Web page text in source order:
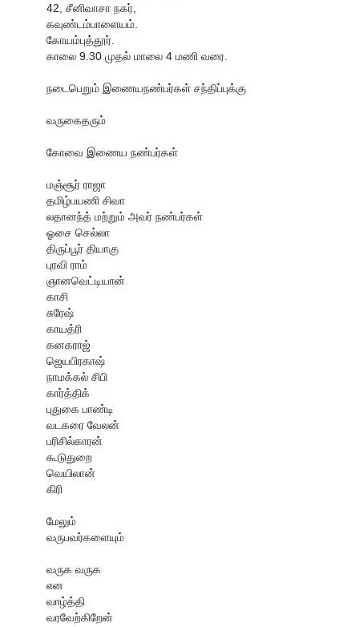
42, சீனிவாசா நகர்,
கவுண்டம்பாளையம்.
கோயம்புத்தூர்.
காலை 9.30 முதல் மாலை 4 மணி வரை.
நடைபெறும் இணையநண்பர்கள் சந்திப்புக்கு
வருகைதரும்
கோவை இணைய நண்பர்கள்
மஞ்சூர் ராஜா
தமிழ்பயணி சிவா
லதானந்த் மற்றும் அவர் நண்பர்கள்
ஓசை செல்லா
திருப்பூர் தியாகு
புரவி ராம்
ஞானவெட்டியான்
காசி
சுரேஷ்
காயத்ரி
கனகராஜ்
ஜெயபிரகாஷ்
நாமக்கல் சிபி
கார்த்திக்
புதுகை பாண்டி
வடகரை வேலன்
பரிசில்காரன்
கூடுதுறை
வெயிலான்
கிரி
மேலும்
வருபவர்களையும்
வருக வருக
என
வாழ்த்தி
வரவேற்கிறேன்